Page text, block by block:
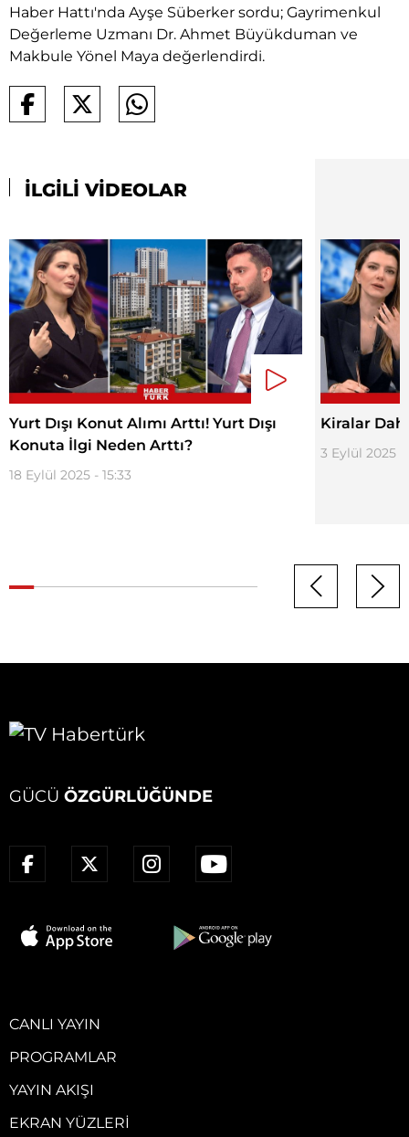
Haber Hattı'nda Ayşe Süberker sordu; Gayrimenkul
Değerleme Uzmanı Dr. Ahmet Büyükduman ve
Makbule Yönel Maya değerlendirdi.
İLGİLİ VİDEOLAR
Yurt Dışı Konut Alımı Arttı! Yurt Dışı
Konuta İlgi Neden Arttı?
18 Eylül 2025 - 15:33
Kiralar
3 Eylül 2025 -
GÜCÜ ÖZGÜRLÜĞÜNDE
CANLI YAYIN
PROGRAMLAR
YAYIN AKIŞI
EKRAN YÜZLERI